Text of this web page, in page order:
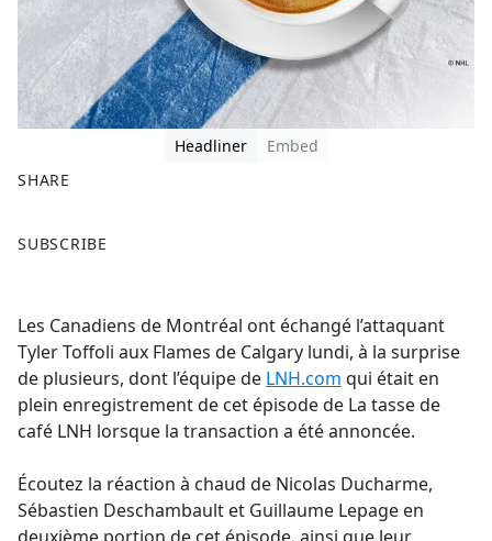
Headliner
Embed
SHARE
a
b
o
o
k
SUBSCRIBE
Les Canadiens de Montréal ont échangé l’attaquant
Tyler Toffoli aux Flames de Calgary lundi, à la surprise
de plusieurs, dont l’équipe de LNH.com qui était en
plein enregistrement de cet épisode de La tasse de
café LNH lorsque la transaction a été annoncée.
Écoutez la réaction à chaud de Nicolas Ducharme,
Sébastien Deschambault et Guillaume Lepage en